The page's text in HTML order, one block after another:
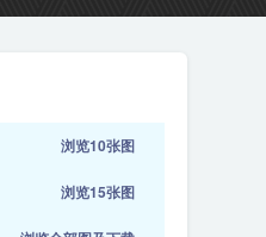
浏览10张图
浏览15张图